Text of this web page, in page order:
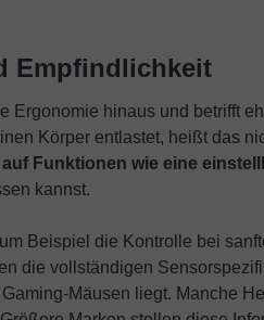
Empfindlichkeit
Ergonomie hinaus und betrifft
Körper entlastet, heißt das
Funktionen wie eine
kannst.
Beispiel die Kontrolle bei
die vollständigen
Mäusen liegt. Manche